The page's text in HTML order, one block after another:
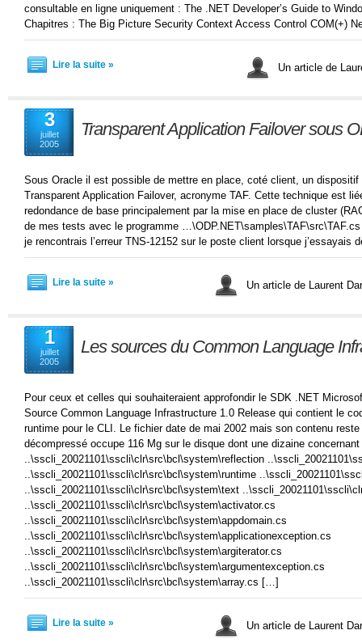
consultable en ligne uniquement : The .NET Developer’s Guide to
Chapitres : The Big Picture Security Context Access Control COM(+)
Lire la suite » Un article de
3
juillet
2005
Transparent Application Failover sous
Sous Oracle il est possible de mettre en place, coté client, un
Transparent Application Failover, acronyme TAF. Cette technique est
redondance de base principalement par la mise en place de cluster
de mes tests avec le programme …\ODP.NET\samples\TAF\src\TAF.cs
je rencontrais l’erreur TNS-12152 sur le poste client lorsque j’essayais
Lire la suite » Un article de Laurent
1
juillet
2005
Les sources du Common Language
Pour ceux et celles qui souhaiteraient approfondir le SDK .NET
Source Common Language Infrastructure 1.0 Release qui contient le
runtime pour le CLI. Le fichier date de mai 2002 mais son contenu
décompressé occupe 116 Mg sur le disque dont une dizaine
..\sscli_20021101\sscli\clr\src\bcl\system\reflection
..\sscli_20021101\sscli\clr\src\bcl\system\runtime
..\sscli_20021101\sscli\clr\src\bcl\system\text
..\sscli_20021101\sscli\clr\src\bcl\system\activator.cs
..\sscli_20021101\sscli\clr\src\bcl\system\appdomain.cs
..\sscli_20021101\sscli\clr\src\bcl\system\applicationexception.cs
..\sscli_20021101\sscli\clr\src\bcl\system\argiterator.cs
..\sscli_20021101\sscli\clr\src\bcl\system\argumentexception.cs
..\sscli_20021101\sscli\clr\src\bcl\system\array.cs […]
Lire la suite » Un article de Laurent